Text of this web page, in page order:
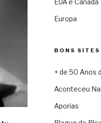
EUA e Canadá
Europa
BONS SITES
+ de 50 Anos
Aconteceu
Aporias